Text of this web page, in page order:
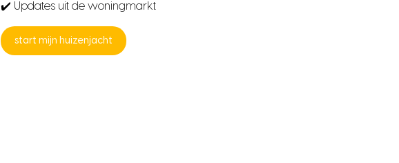
✔️ Updates uit de woningmarkt
start mijn huizenjacht